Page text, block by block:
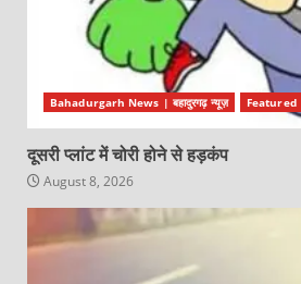
Bahadurgarh News | बहादुरगढ़ न्यूज़ Featured
दूसरी प्लांट में चोरी होने से हड़कंप
August 8, 2026